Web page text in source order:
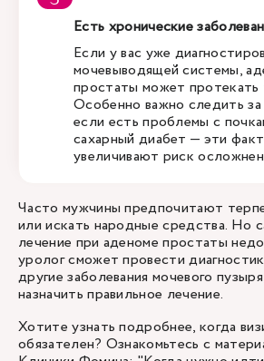
Есть хронические
Если у вас уже
мочевыводящей системы,
простаты может протекать
Особенно важно следить
если есть проблемы с
сахарный диабет — эти
увеличивают риск
Часто мужчины предпочитают
или искать народные средства. Но
лечение при аденоме простаты
уролог сможет провести
другие заболевания мочевого
назначить правильное лечение.
Хотите узнать подробнее, когда
обязателен? Ознакомьтесь с